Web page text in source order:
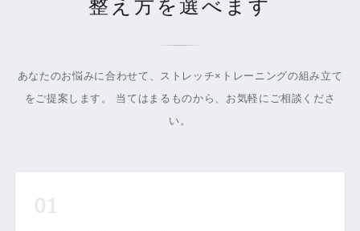
整え方を選べます
あなたのお悩みに合わせて、ストレッチ×トレーニングの組み立て
をご提案します。 当てはまるものから、お気軽にご相談くださ
い。
01